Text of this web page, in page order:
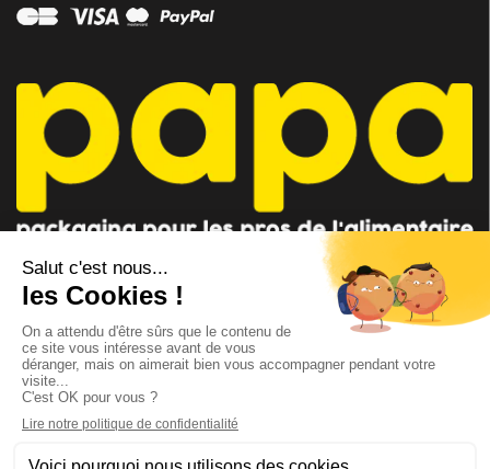
CONSEILLER PAPA
AU 04 91 35 09 09
CONTACTEZ-NOUS
par mail
Suivez-nous